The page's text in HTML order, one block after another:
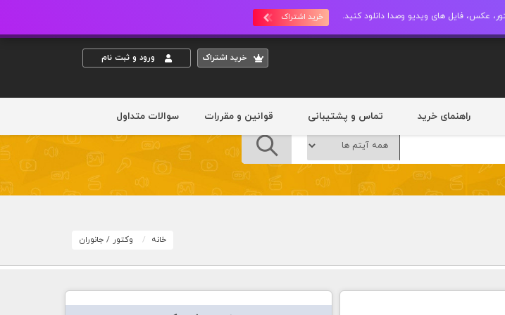
خرید اشتراک
خريد اشتراک ورود و ثبت نام
راهنمای خرید تماس و پشتیبانی قوانین و مقررات سوالات متداول
خانه وکتور / جانوران